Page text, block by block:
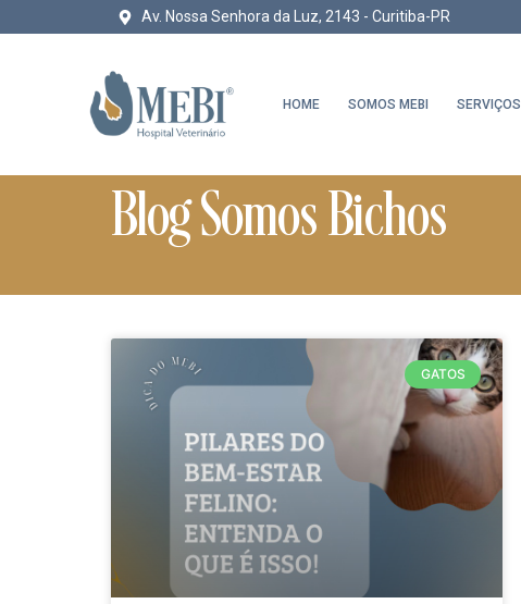
Av. Nossa Senhora da Luz, 2143 - Curitiba-PR
HOME SOMOS MEBI SERVIÇOS
Blog Somos Bichos
GATOS